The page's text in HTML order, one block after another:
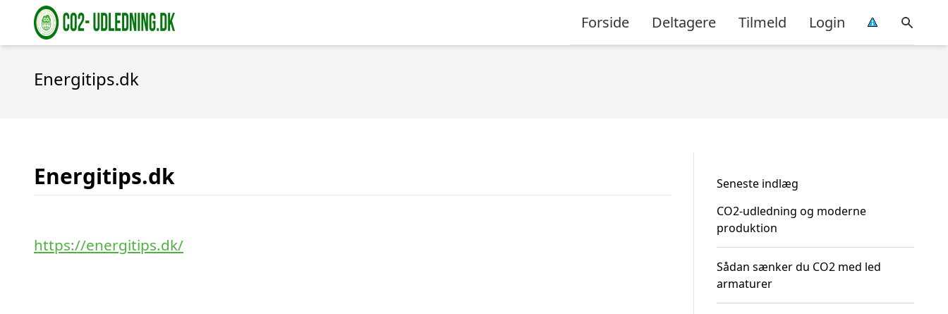
Forside Deltagere Tilmeld Login
Energitips.dk
Energitips.dk
https://energitips.dk/
Seneste indlæg
CO2-udledning og moderne
produktion
Sådan sænker du CO2 med led
armaturer